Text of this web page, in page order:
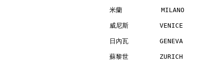
米蘭          MILANO
威尼斯        VENICE
日內瓦        GENEVA
蘇黎世        ZURICH